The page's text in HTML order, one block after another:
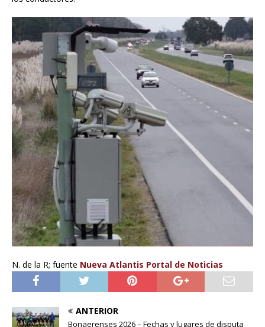
N. de la R; fuente Nueva Atlantis Portal de Noticias
ANTERIOR
Bonaerenses 2026 – Fechas y lugares de disputa